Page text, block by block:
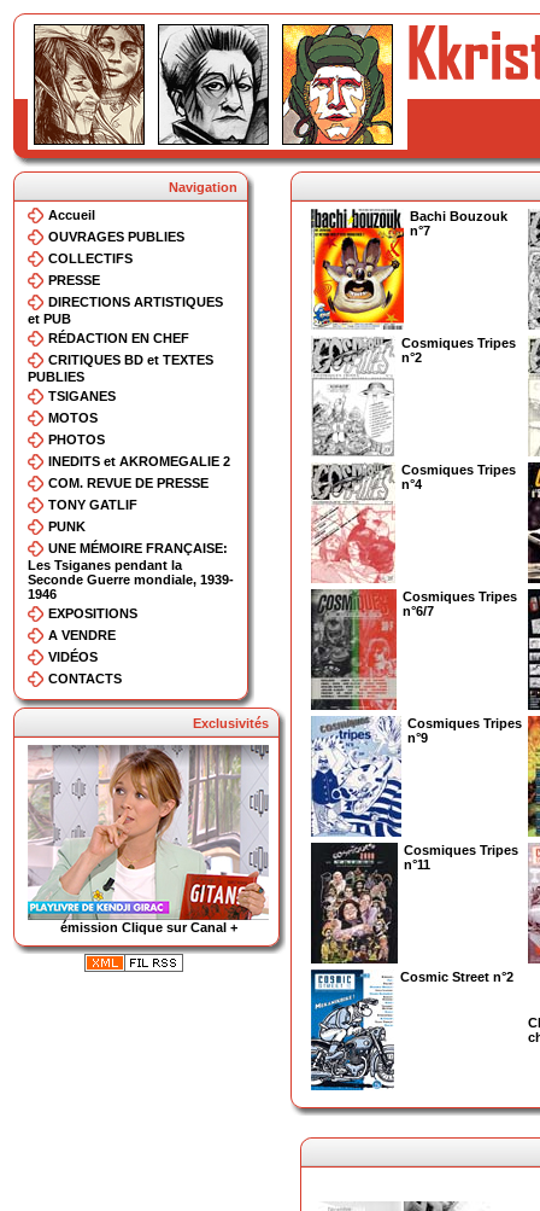
Navigation
Accueil
OUVRAGES PUBLIES
COLLECTIFS
PRESSE
DIRECTIONS ARTISTIQUES
et PUB
RÉDACTION EN CHEF
CRITIQUES BD et TEXTES
PUBLIES
TSIGANES
MOTOS
PHOTOS
INEDITS et AKROMEGALIE 2
COM. REVUE DE PRESSE
TONY GATLIF
PUNK
UNE MÉMOIRE FRANÇAISE:
Les Tsiganes pendant la
Seconde Guerre mondiale, 1939-
1946
EXPOSITIONS
A VENDRE
VIDÉOS
CONTACTS
Exclusivités
émission Clique sur Canal +
Bachi Bouzouk
n°7
Cosmiques Tripes
n°2
Cosmiques Tripes
n°4
Cosmiques Tripes
n°6/7
Cosmiques Tripes
n°9
Cosmiques Tripes
n°11
Cosmic Street n°2